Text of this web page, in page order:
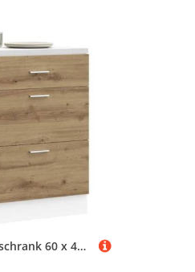
Homvdxl Unterschrank 60 x 46 x 81,5 cm, moderner Küchenunterschrank mit 3 Schubladen und verstellbaren Füßen, für Esszimmer, Wohnzimmer, Flur, Natur